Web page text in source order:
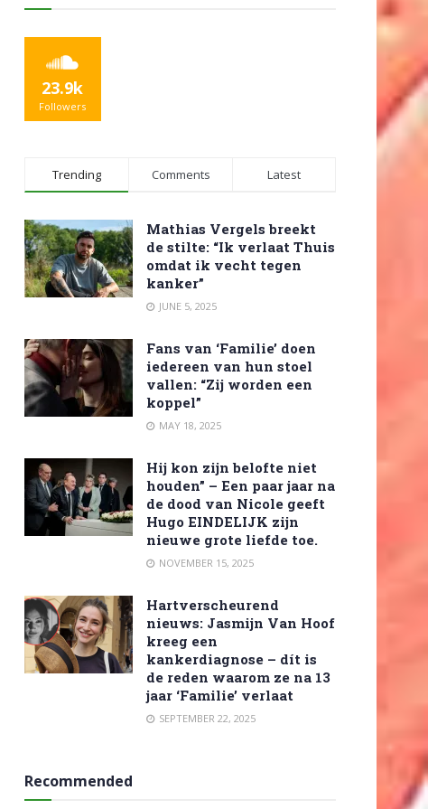
23.9k
Followers
Trending Comments Latest
Mathias Vergels breekt
de stilte: “Ik verlaat Thuis
omdat ik vecht tegen
kanker”
JUNE 5, 2025
Fans van ‘Familie’ doen
iedereen van hun stoel
vallen: “Zij worden een
koppel”
MAY 18, 2025
Hij kon zijn belofte niet
houden” – Een paar jaar na
de dood van Nicole geeft
Hugo EINDELIJK zijn
nieuwe grote liefde toe.
NOVEMBER 15, 2025
Hartverscheurend
nieuws: Jasmijn Van Hoof
kreeg een
kankerdiagnose – dít is
de reden waarom ze na 13
jaar ‘Familie’ verlaat
SEPTEMBER 22, 2025
Recommended